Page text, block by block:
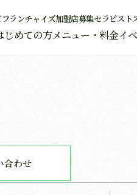
じめての方メニュー・料金イ
フランチャイズ加盟店募集セラピスト
合わせ